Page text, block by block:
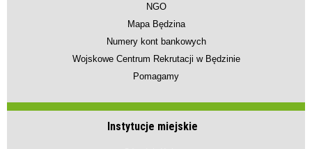
NGO
Mapa Będzina
Numery kont bankowych
Wojskowe Centrum Rekrutacji w Będzinie
Pomagamy
Instytucje miejskie